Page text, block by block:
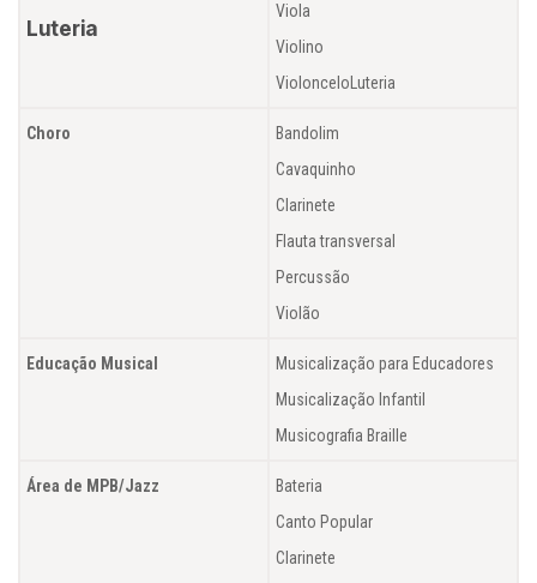
Luteria
Viola
Violino
ViolonceloLuteria
Choro
Bandolim
Cavaquinho
Clarinete
Flauta transversal
Percussão
Violão
Educação Musical
Musicalização para Educadores
Musicalização Infantil
Musicografia Braille
Área de MPB/Jazz
Bateria
Canto Popular
Clarinete